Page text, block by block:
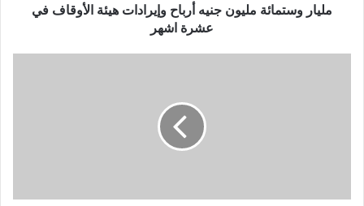
مليار وستمائة مليون جنيه أرباح وإيرادات هيئة الأوقاف في
عشرة اشهر